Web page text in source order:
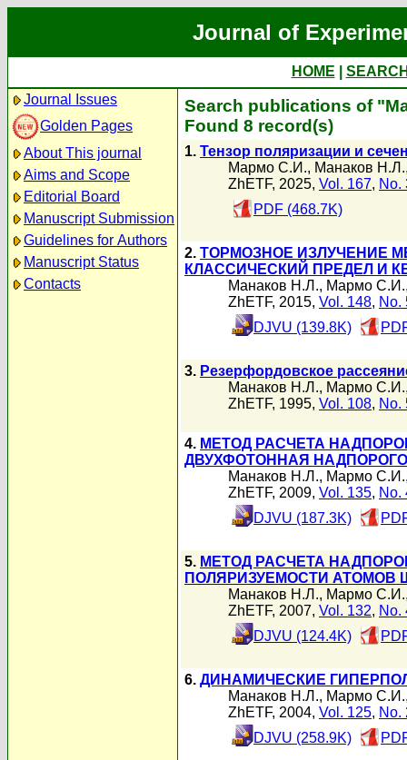
Journal of
HOME
Journal Issues
Golden Pages
About This journal
Aims and Scope
Editorial Board
Manuscript Submission
Guidelines for Authors
Manuscript Status
Contacts
Search publications of
Found 8 record(s)
1. Тензор поляризации и
Мармо С.И., Манаков Н.Л.
ZhETF, 2025, Vol. 167, No.
PDF (468.7K)
2. ТОРМОЗНОЕ ИЗЛУЧЕНИЕ
КЛАССИЧЕСКИЙ ПРЕДЕЛ И
Манаков Н.Л., Мармо С.И.
ZhETF, 2015, Vol. 148, No.
DJVU (139.8K)
3. Резерфордовское
Манаков Н.Л., Мармо С.И.
ZhETF, 1995, Vol. 108, No.
4. МЕТОД РАСЧЕТА
ДВУХФОТОННАЯ
Манаков Н.Л., Мармо С.И.
ZhETF, 2009, Vol. 135, No.
DJVU (187.3K)
5. МЕТОД РАСЧЕТА
ПОЛЯРИЗУЕМОСТИ АТОМОВ
Манаков Н.Л., Мармо С.И.
ZhETF, 2007, Vol. 132, No.
DJVU (124.4K)
6. ДИНАМИЧЕСКИЕ
Манаков Н.Л., Мармо С.И.
ZhETF, 2004, Vol. 125, No.
DJVU (258.9K)